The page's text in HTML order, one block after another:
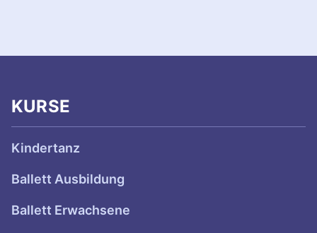
KURSE
Kindertanz
Ballett Ausbildung
Ballett Erwachsene